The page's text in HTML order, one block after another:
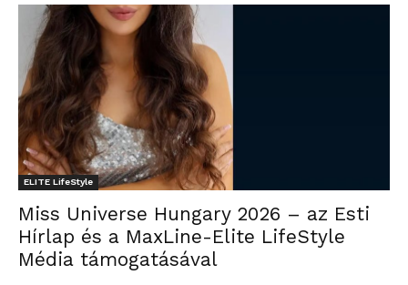
ELITE LifeStyle
Miss Universe Hungary 2026 – az Esti
Hírlap és a MaxLine-Elite LifeStyle
Média támogatásával